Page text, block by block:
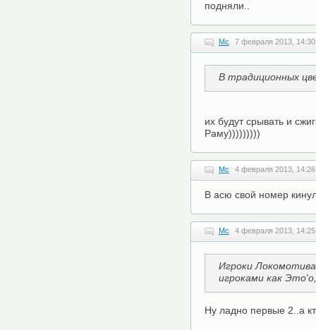
подняли..
Mc 7 февраля 2013, 14:30
В традиционных
их будут срывать и
Раму)))))))))
Mc 4 февраля 2013, 14:26
В асю свой номер
Mc 4 февраля 2013, 14:25
Игроки
игроками как
Ну ладно первые 2..а